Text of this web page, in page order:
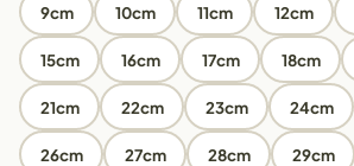
9cm 10cm 11cm 12cm
15cm 16cm 17cm 18cm
21cm 22cm 23cm 24cm
26cm 27cm 28cm 29cm